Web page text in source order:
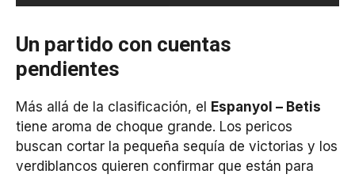
Un partido con cuentas
pendientes
Más allá de la clasificación, el Espanyol – Betis
tiene aroma de choque grande. Los pericos
buscan cortar la pequeña sequía de victorias y los
verdiblancos quieren confirmar que están para